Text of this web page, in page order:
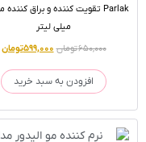
میلی لیتر
۶۵۰,۰۰۰تومان ۵۹۹,۰۰۰تومان
افزودن به سبد خرید